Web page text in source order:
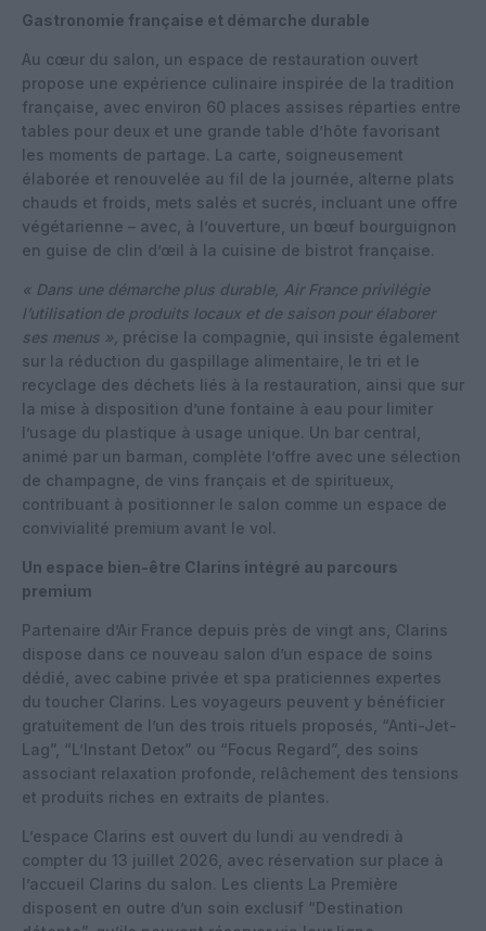
Gastronomie française et démarche durable
Au cœur du salon, un espace de restauration ouvert
propose une expérience culinaire inspirée de la tradition
française, avec environ 60 places assises réparties entre
tables pour deux et une grande table d’hôte favorisant
les moments de partage. La carte, soigneusement
élaborée et renouvelée au fil de la journée, alterne plats
chauds et froids, mets salés et sucrés, incluant une offre
végétarienne – avec, à l’ouverture, un bœuf bourguignon
en guise de clin d’œil à la cuisine de bistrot française.
« Dans une démarche plus durable, Air France privilégie
l’utilisation de produits locaux et de saison pour élaborer
ses menus », précise la compagnie, qui insiste également
sur la réduction du gaspillage alimentaire, le tri et le
recyclage des déchets liés à la restauration, ainsi que sur
la mise à disposition d’une fontaine à eau pour limiter
l’usage du plastique à usage unique. Un bar central,
animé par un barman, complète l’offre avec une sélection
de champagne, de vins français et de spiritueux,
contribuant à positionner le salon comme un espace de
convivialité premium avant le vol.
Un espace bien-être Clarins intégré au parcours
premium
Partenaire d’Air France depuis près de vingt ans, Clarins
dispose dans ce nouveau salon d’un espace de soins
dédié, avec cabine privée et spa praticiennes expertes
du toucher Clarins. Les voyageurs peuvent y bénéficier
gratuitement de l’un des trois rituels proposés, “Anti-Jet-
Lag”, “L’Instant Detox” ou “Focus Regard”, des soins
associant relaxation profonde, relâchement des tensions
et produits riches en extraits de plantes.
L’espace Clarins est ouvert du lundi au vendredi à
compter du 13 juillet 2026, avec réservation sur place à
l’accueil Clarins du salon. Les clients La Première
disposent en outre d’un soin exclusif “Destination